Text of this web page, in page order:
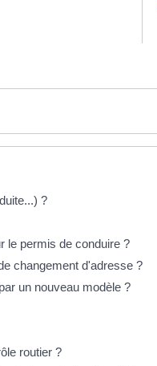
?
le permis de conduire ?
changement d'adresse ?
un nouveau modèle ?
routier ?